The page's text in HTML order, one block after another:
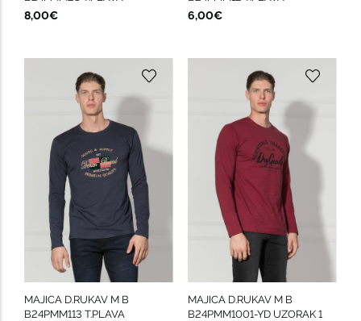
8,00€ 6,00€
MAJICA D.RUKAV M B
B24PMM113 T.PLAVA
MAJICA D.RUKAV M B
B24PMM1001-YD UZORAK 1